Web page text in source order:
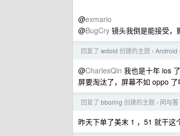
@exmario
@BugCry 镜头我倒是能接受，
回复了 wdold 创建的主题 › Android ›
@CharlesQin 我也是十年 ios
屏要淘汰了，屏幕不如 oppo 了
回复了 bboring 创建的主题 › 问与答
昨天下单了美末 1 ，51 就干这